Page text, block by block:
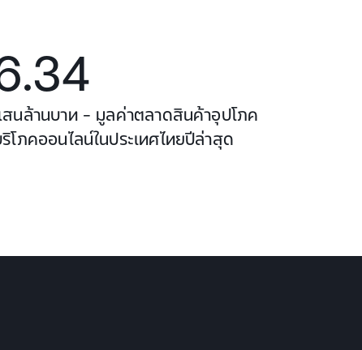
นล้านบาท – มูลค่าตลาดสินค้าอุปโภค
โภคออนไลน์ในประเทศไทยปีล่าสุด